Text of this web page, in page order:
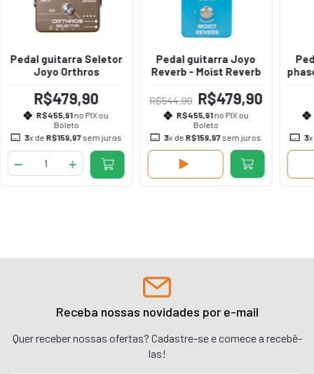
Pedal guitarra Seletor
Joyo Orthros
R$479,90
R$455,91no PIX ou
Boleto
3x de R$159,97sem juros
Pedal guitarra Joyo
Reverb - Moist Reverb
R$544,90 R$479,90
R$455,91no PIX ou
Boleto
3x de R$159,97sem juros 3
Receba nossas novidades por e-mail
Quer receber nossas ofertas? Cadastre-se e comece a recebê-
las!